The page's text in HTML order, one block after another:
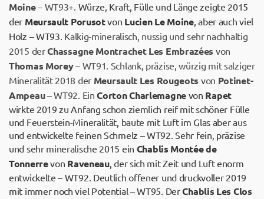
Moine– WT93+. Würze, Kraft, Fülle und Länge zeigte 2015
der Meursault Porusotvon Lucien Le Moine, aber auch viel
Holz – WT93. Kalkig-mineralisch, nussig und sehr nachhaltig
2015 derChassagne Montrachet Les Embrazées von
Thomas Morey– WT91. Schlank, präzise, würzig mit salziger
Mineralität 2018 der Meursault Les Rougeots von Potinet-
Ampeau– WT92. EinCorton Charlemagnevon Rapet
wirkte 2019 zu Anfang schon ziemlich reif mit schöner Fülle
und Feuerstein-Mineralität, baute mit Luft im Glas aber aus
und entwickelte feinen Schmelz – WT92. Sehr fein, präzise
und sehr mineralische 2015 ein Chablis Montée de
Tonnerrevon Raveneau, der sich mit Zeit und Luft enorm
entwickelte – WT92. Deutlich offener und druckvoller 2019
mit immer noch viel Potential – WT95. DerChablis Les Clos